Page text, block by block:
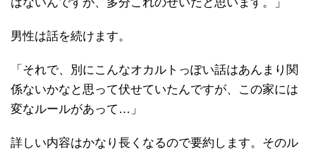
男性は話を続けます。
「それで、別にこんなオカルトっぽい話はあんまり関
係ないかなと思って伏せていたんですが、この家には
変なルールがあって…」
詳しい内容はかなり長くなるので要約します。そのル